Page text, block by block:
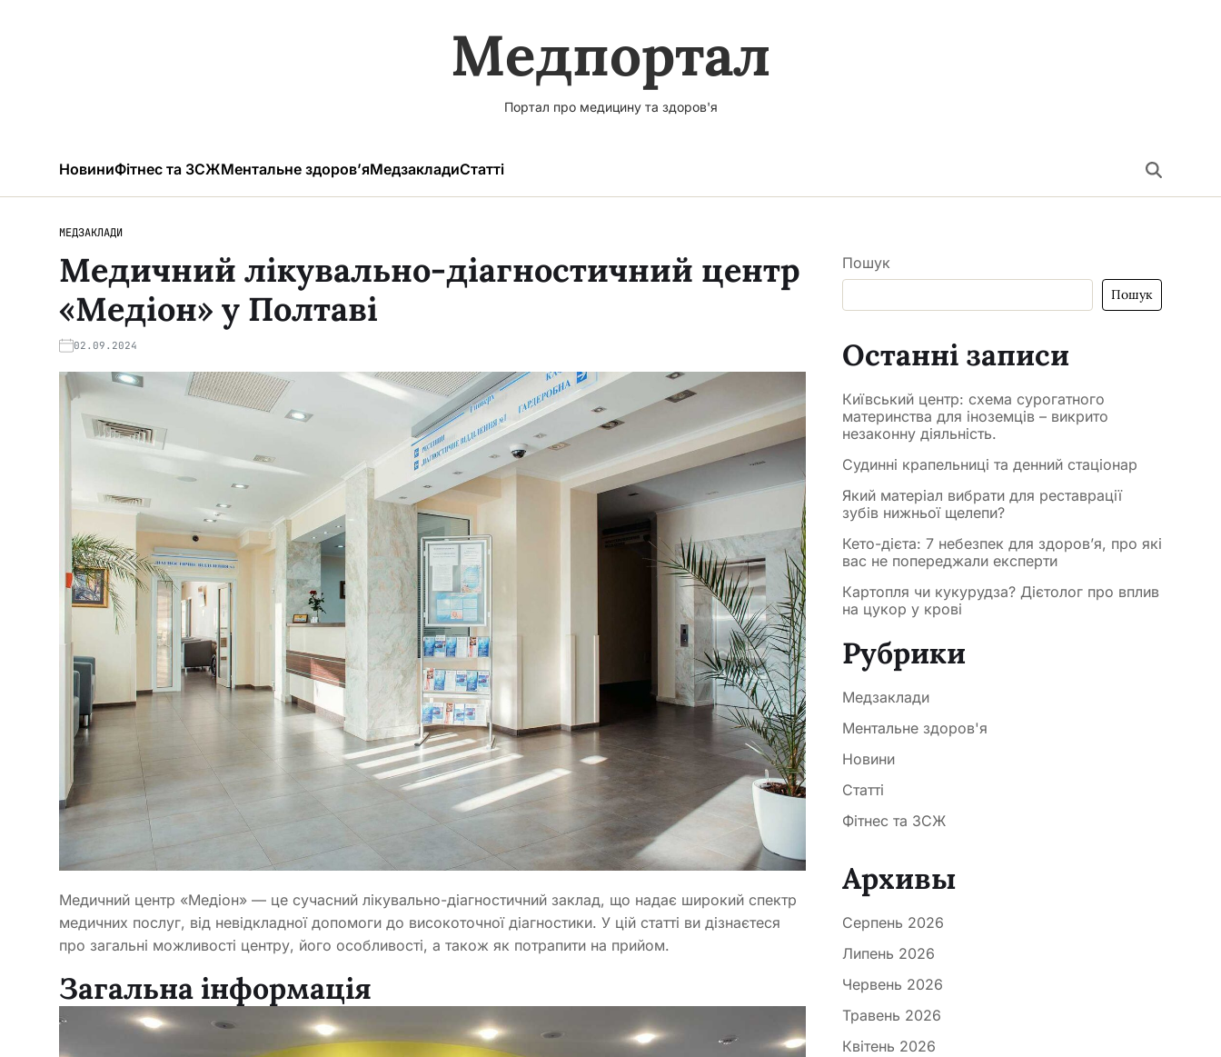
Медпортал
Портал про медицину та здоров'я
НовиниФітнес та ЗСЖМентальне здоров’яМедзакладиСтатті
МЕДЗАКЛАДИ
Медичний лікувально-діагностичний центр
«Медіон» у Полтаві
02.09.2024
Медичний центр «Медіон» — це сучасний лікувально-діагностичний заклад, що надає широкий спектр
медичних послуг, від невідкладної допомоги до високоточної діагностики. У цій статті ви дізнаєтеся
про загальні можливості центру, його особливості, а також як потрапити на прийом.
Загальна інформація
Пошук
Пошук
Останні записи
Київський центр: схема сурогатного
материнства для іноземців – викрито
незаконну діяльність.
Судинні крапельниці та денний стаціонар
Який матеріал вибрати для реставрації
зубів нижньої щелепи?
Кето-дієта: 7 небезпек для здоров’я, про які
вас не попереджали експерти
Картопля чи кукурудза? Дієтолог про вплив
на цукор у крові
Рубрики
Медзаклади
Ментальне здоров'я
Новини
Статті
Фітнес та ЗСЖ
Архивы
Серпень 2026
Липень 2026
Червень 2026
Травень 2026
Квітень 2026